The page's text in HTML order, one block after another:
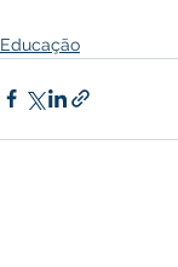
Educação